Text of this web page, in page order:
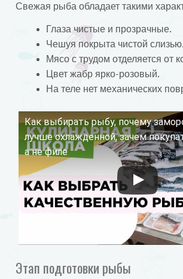
Свежая рыба обладает такими
Глаза чистые и прозрачные.
Чешуя покрыта чистой слизью.
Мясо с трудом отделяется от
Цвет жабр ярко-розовый.
На теле нет механических
Как выбирать рыбу, почему
лучше охлажденной, зачем
а не филе
Смотрите это видео на YouTube
Этап подготовки рыбы